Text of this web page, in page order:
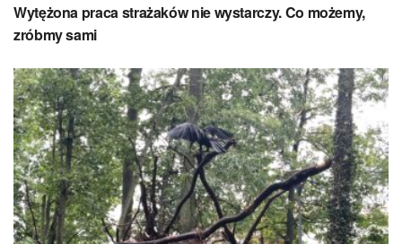
Wytężona praca strażaków nie wystarczy. Co możemy,
zróbmy sami